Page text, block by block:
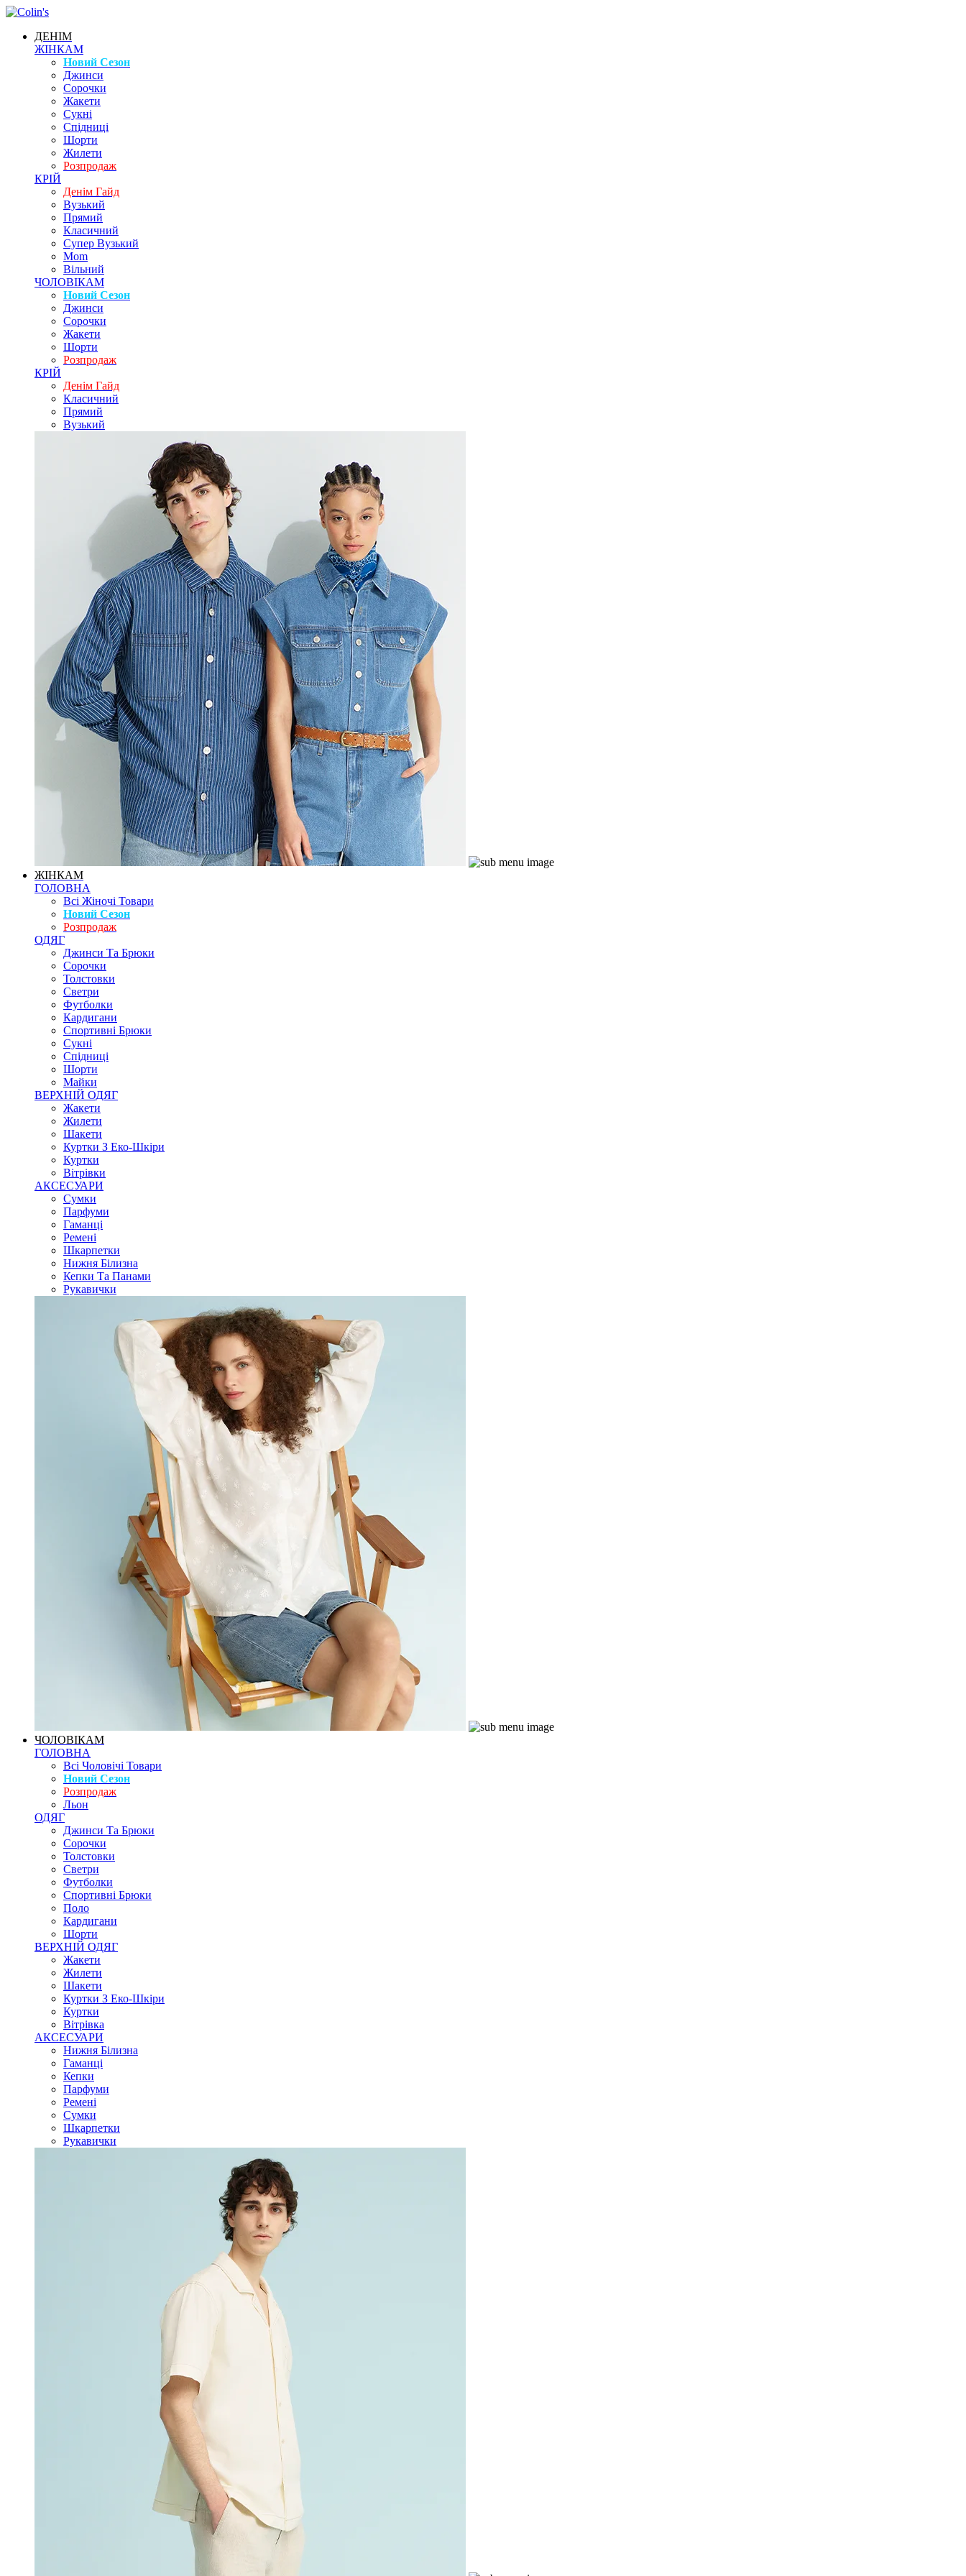
ДЕНІМ
ЖІНКАМ
Новий Сезон
Джинси
Сорочки
Жакети
Сукні
Спідниці
Шорти
Жилети
Розпродаж
КРІЙ
Денім Гайд
Вузький
Прямий
Класичний
Супер Вузький
Mom
Вільний
ЧОЛОВІКАМ
Новий Сезон
Джинси
Сорочки
Жакети
Шорти
Розпродаж
КРІЙ
Денім Гайд
Класичний
Прямий
Вузький
ЖІНКАМ
ГОЛОВНА
Всі Жіночі Товари
Новий Сезон
Розпродаж
ОДЯГ
Джинси Та Брюки
Сорочки
Толстовки
Светри
Футболки
Кардигани
Спортивні Брюки
Сукні
Спідниці
Шорти
Майки
ВЕРХНІЙ ОДЯГ
Жакети
Жилети
Шакети
Куртки З Еко-Шкіри
Куртки
Вітрівки
АКСЕСУАРИ
Сумки
Парфуми
Гаманці
Ремені
Шкарпетки
Нижня Білизна
Кепки Та Панами
Рукавички
ЧОЛОВІКАМ
ГОЛОВНА
Всі Чоловічі Товари
Новий Сезон
Розпродаж
Льон
ОДЯГ
Джинси Та Брюки
Сорочки
Толстовки
Светри
Футболки
Спортивні Брюки
Поло
Кардигани
Шорти
ВЕРХНІЙ ОДЯГ
Жакети
Жилети
Шакети
Куртки З Еко-Шкіри
Куртки
Вітрівка
АКСЕСУАРИ
Нижня Білизна
Гаманці
Кепки
Парфуми
Ремені
Сумки
Шкарпетки
Рукавички